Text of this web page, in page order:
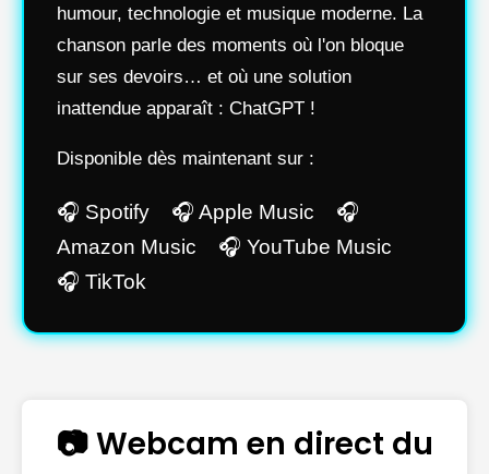
humour, technologie et musique moderne. La
chanson parle des moments où l'on bloque
sur ses devoirs… et où une solution
inattendue apparaît : ChatGPT !
Disponible dès maintenant sur :
🎧 Spotify 🎧 Apple Music 🎧
Amazon Music 🎧 YouTube Music
🎧 TikTok
📷 Webcam en direct du